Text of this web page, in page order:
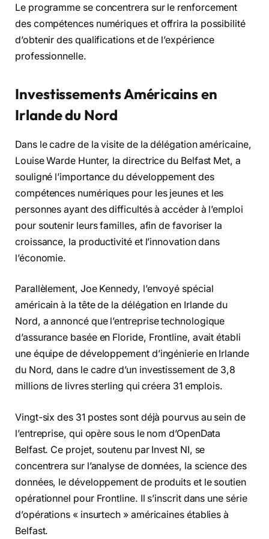
Le programme se concentrera sur le renforcement
des compétences numériques et offrira la possibilité
d’obtenir des qualifications et de l’expérience
professionnelle.
Investissements Américains en
Irlande du Nord
Dans le cadre de la visite de la délégation américaine,
Louise Warde Hunter, la directrice du Belfast Met, a
souligné l’importance du développement des
compétences numériques pour les jeunes et les
personnes ayant des difficultés à accéder à l’emploi
pour soutenir leurs familles, afin de favoriser la
croissance, la productivité et l’innovation dans
l’économie.
Parallèlement, Joe Kennedy, l’envoyé spécial
américain à la tête de la délégation en Irlande du
Nord, a annoncé que l’entreprise technologique
d’assurance basée en Floride, Frontline, avait établi
une équipe de développement d’ingénierie en Irlande
du Nord, dans le cadre d’un investissement de 3,8
millions de livres sterling qui créera 31 emplois.
Vingt-six des 31 postes sont déjà pourvus au sein de
l’entreprise, qui opère sous le nom d’OpenData
Belfast. Ce projet, soutenu par Invest NI, se
concentrera sur l’analyse de données, la science des
données, le développement de produits et le soutien
opérationnel pour Frontline. Il s’inscrit dans une série
d’opérations « insurtech » américaines établies à
Belfast.